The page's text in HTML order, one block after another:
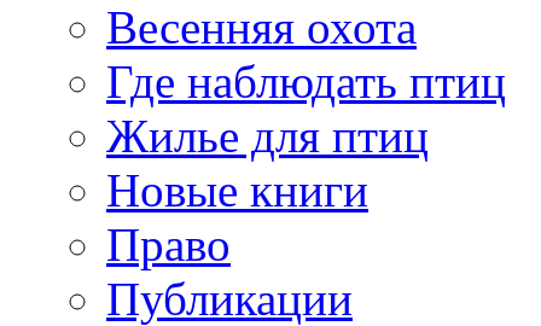
Весенняя охота
Где наблюдать птиц
Жилье для птиц
Новые книги
Право
Публикации